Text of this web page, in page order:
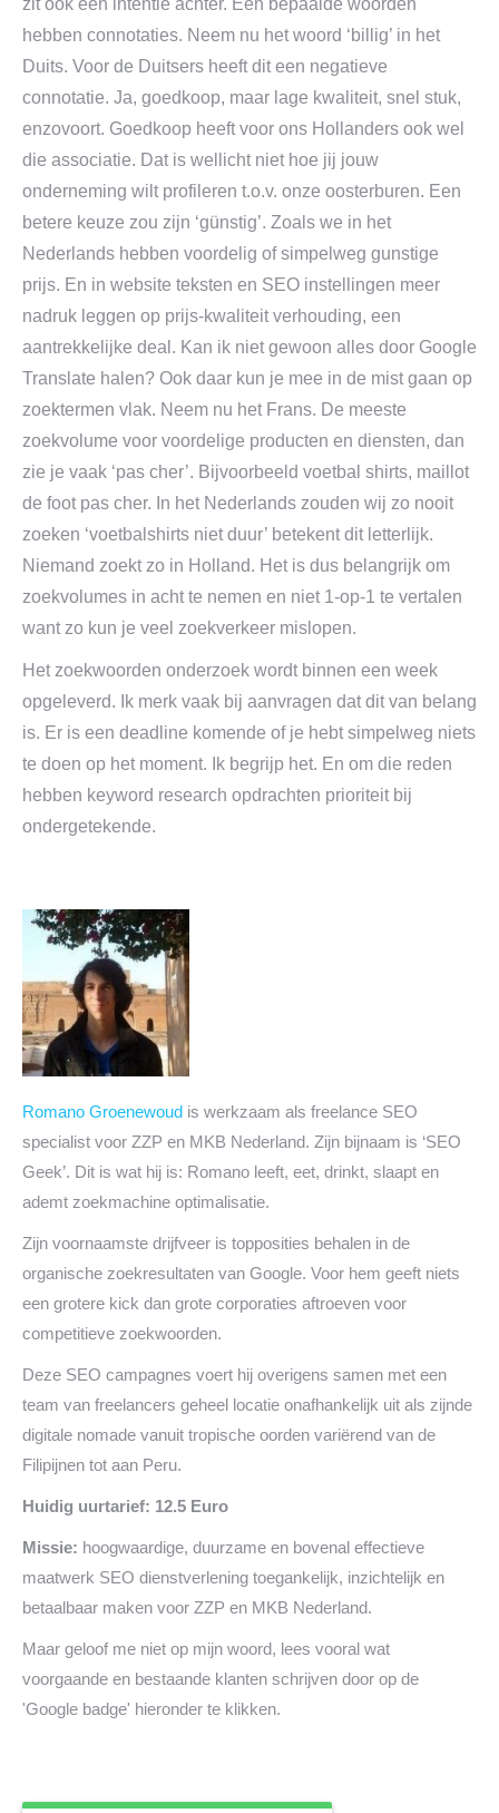
zit ook een intentie achter. Een bepaalde woorden
hebben connotaties. Neem nu het woord ‘billig’ in het
Duits. Voor de Duitsers heeft dit een negatieve
connotatie. Ja, goedkoop, maar lage kwaliteit, snel stuk,
enzovoort. Goedkoop heeft voor ons Hollanders ook wel
die associatie. Dat is wellicht niet hoe jij jouw
onderneming wilt profileren t.o.v. onze oosterburen. Een
betere keuze zou zijn ‘günstig’. Zoals we in het
Nederlands hebben voordelig of simpelweg gunstige
prijs. En in website teksten en SEO instellingen meer
nadruk leggen op prijs-kwaliteit verhouding, een
aantrekkelijke deal. Kan ik niet gewoon alles door Google
Translate halen? Ook daar kun je mee in de mist gaan op
zoektermen vlak. Neem nu het Frans. De meeste
zoekvolume voor voordelige producten en diensten, dan
zie je vaak ‘pas cher’. Bijvoorbeeld voetbal shirts, maillot
de foot pas cher. In het Nederlands zouden wij zo nooit
zoeken ‘voetbalshirts niet duur’ betekent dit letterlijk.
Niemand zoekt zo in Holland. Het is dus belangrijk om
zoekvolumes in acht te nemen en niet 1-op-1 te vertalen
want zo kun je veel zoekverkeer mislopen.
Het zoekwoorden onderzoek wordt binnen een week
opgeleverd. Ik merk vaak bij aanvragen dat dit van belang
is. Er is een deadline komende of je hebt simpelweg niets
te doen op het moment. Ik begrijp het. En om die reden
hebben keyword research opdrachten prioriteit bij
ondergetekende.
Romano Groenewoud is werkzaam als freelance SEO
specialist voor ZZP en MKB Nederland. Zijn bijnaam is ‘SEO
Geek’. Dit is wat hij is: Romano leeft, eet, drinkt, slaapt en
ademt zoekmachine optimalisatie.
Zijn voornaamste drijfveer is topposities behalen in de
organische zoekresultaten van Google. Voor hem geeft niets
een grotere kick dan grote corporaties aftroeven voor
competitieve zoekwoorden.
Deze SEO campagnes voert hij overigens samen met een
team van freelancers geheel locatie onafhankelijk uit als zijnde
digitale nomade vanuit tropische oorden variërend van de
Filipijnen tot aan Peru.
Huidig uurtarief: 12.5 Euro
Missie: hoogwaardige, duurzame en bovenal effectieve
maatwerk SEO dienstverlening toegankelijk, inzichtelijk en
betaalbaar maken voor ZZP en MKB Nederland.
Maar geloof me niet op mijn woord, lees vooral wat
voorgaande en bestaande klanten schrijven door op de
'Google badge' hieronder te klikken.